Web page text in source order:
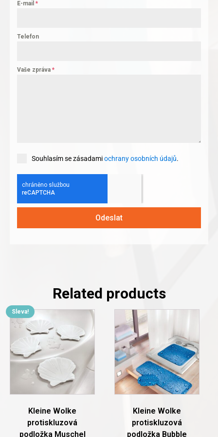
E-mail *
Telefon
Vaše zpráva *
Souhlasím se zásadamiochrany osobních údajů.
Odeslat
Related products
Sleva!
Kleine Wolke
protiskluzová
podložka Muschel
This
product
multiple
variants.
The
options
be
Kleine Wolke
protiskluzová
podložka Bubble
product
has
multiple
variants.
The
options
may
be